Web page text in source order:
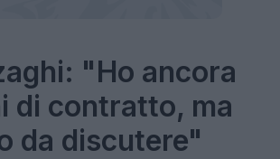
"Ho ancora
di contratto, ma
da discutere"